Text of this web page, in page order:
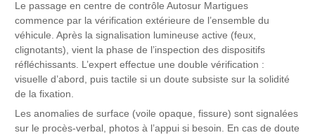
Le passage en centre de contrôle Autosur Martigues
commence par la vérification extérieure de l’ensemble du
véhicule. Après la signalisation lumineuse active (feux,
clignotants), vient la phase de l’inspection des dispositifs
réfléchissants. L’expert effectue une double vérification :
visuelle d’abord, puis tactile si un doute subsiste sur la solidité
de la fixation.
Les anomalies de surface (voile opaque, fissure) sont signalées
sur le procès-verbal, photos à l’appui si besoin. En cas de doute